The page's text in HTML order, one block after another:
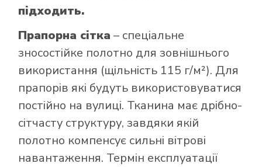
підходить.
Прапорна сітка – спеціальне
зносостійке полотно для зовнішнього
використання (щільність 115 г/м²). Для
прапорів які будуть використовуватися
постійно на вулиці. Тканина має дрібно-
сітчасту структуру, завдяки якій
полотно компенсує сильні вітрові
навантаження. Термін експлуатації